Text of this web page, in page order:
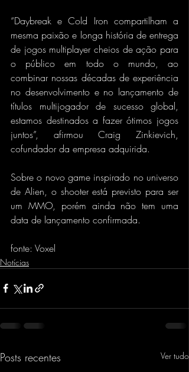
“Daybreak e Cold Iron compartilham a
mesma paixão e longa história de entrega
de jogos multiplayer cheios de ação para
o público em todo o mundo, ao
combinar nossas décadas de experiência
no desenvolvimento e no lançamento de
títulos multijogador de sucesso global,
estamos destinados a fazer ótimos jogos
juntos”, afirmou Craig Zinkievich,
cofundador da empresa adquirida.
Sobre o novo game inspirado no universo
de Alien, o shooter está previsto para ser
um MMO, porém ainda não tem uma
data de lançamento confirmada.
fonte: Voxel
Notícias
Posts recentes Ver tudo